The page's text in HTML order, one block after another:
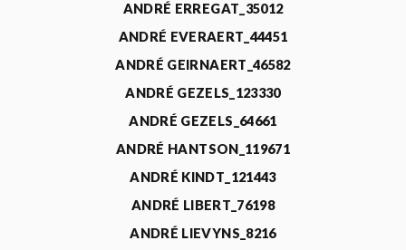
ANDRÉ ERREGAT_35012
ANDRÉ EVERAERT_44451
ANDRÉ GEIRNAERT_46582
ANDRÉ GEZELS_123330
ANDRÉ GEZELS_64661
ANDRÉ HANTSON_119671
ANDRÉ KINDT_121443
ANDRÉ LIBERT_76198
ANDRÉ LIEVYNS_8216